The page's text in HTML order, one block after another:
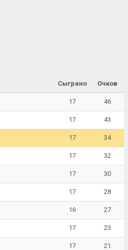
Сыграно Очков
17 46
17 43
17 34
17 32
17 30
17 28
16 27
17 23
17 21